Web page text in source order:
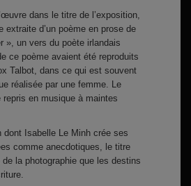
dans le titre de l’exposition,
d’un poème en prose de
», un vers du poète irlandais
ce poème avaient été reproduits
Talbot, dans ce qui est souvent
réalisée par une femme. Le
en musique à maintes
Isabelle Le Minh crée ses
comme anecdotiques, le titre
la photographie que les destins